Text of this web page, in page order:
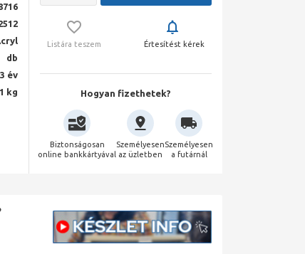
db
3 év
kg
Listára teszem Értesítést kérek
Hogyan fizethetek?
Biztonságosan
online bankkártyával
Személyesen
az üzletben
Személyesen
a futárnál